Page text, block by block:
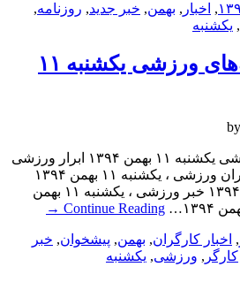
, اخبار , بهمن, خبر جدید, روزنامه,
, یکشنبه‌
پیشخوان روزنامه‌های ورزشی یکشنبه‌ ۱۱
پیشخوان روزنامه‌های ورزشی یکشنبه‌ ۱۱ بهمن ۱۳۹۴ ابرار ورزشى
، یکشنبه‌ ۱۱ بهمن ۱۳۹۴ ایران ورزشی ، یکشنبه‌ ۱۱ بهمن ۱۳۹۴
پیروزی ، یکشنبه‌ ۱۱ بهمن ۱۳۹۴ خبر ورزشى ، یکشنبه‌ ۱۱ بهمن
Continue Reading
→
, اخبار کارگران, بهمن, پیشخوان, خبر
کارگر , ورزشی, یکشنبه‌